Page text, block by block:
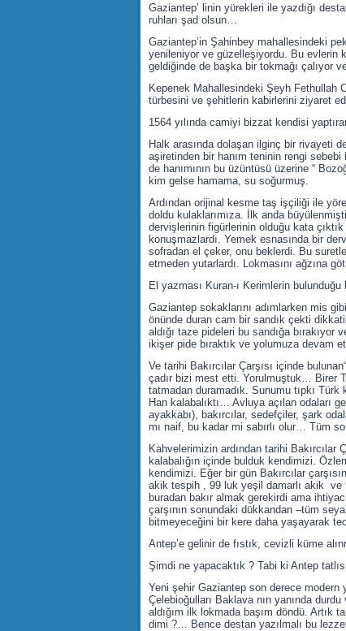
Gaziantep’ linin yürekleri ile yazdığı
ruhları şad olsun…
Gaziantep’in Şahinbey mahallesindeki
yenileniyor ve güzelleşiyordu. Bu evlerin
geldiğinde de başka bir tokmağı çalıyor
Kepenek Mahallesindeki Şeyh Fethullah
türbesini ve şehitlerin kabirlerini ziyaret
1564 yılında camiyi bizzat kendisi
Halk arasında dolaşan ilginç bir rivayeti
aşiretinden bir hanım teninin rengi
de hanımının bu üzüntüsü üzerine “
kim gelse hamama, su soğurmuş.
Ardından orijinal kesme taş işçiliği ile
doldu kulaklarımıza. İlk anda
dervişlerinin figürlerinin olduğu kata
konuşmazlardı. Yemek esnasında bir
sofradan el çeker, onu beklerdi. Bu
etmeden yutarlardı. Lokmasını ağzına
El yazması Kuran-ı Kerimlerin
Gaziantep sokaklarını adımlarken mis
önünde duran cam bir sandık çekti
aldığı taze pideleri bu sandığa
ikişer pide bıraktık ve yolumuza devam
Ve tarihi Bakırcılar Çarşısı içinde
çadır bizi mest etti. Yorulmuştuk… Birer
tatmadan duramadık. Sunumu tıpkı
Han kalabalıktı… Avluya açılan odaları
ayakkabı), bakırcılar, sedefçiler, şark
mı naif, bu kadar mi sabırlı olur… Tüm
Kahvelerimizin ardından tarihi
kalabalığın içinde bulduk kendimizi.
kendimizi. Eğer bir gün Bakırcılar
akik tespih , 99 luk yeşil damarlı akik ve
buradan bakır almak gerekirdi ama
çarşının sonundaki dükkandan –tüm
bitmeyeceğini bir kere daha yaşayarak
Antep’e gelinir de fıstık, cevizli küme
Şimdi ne yapacaktık ? Tabi ki Antep
Yeni şehir Gaziantep son derece modern
Çelebioğulları Baklava nın yanında
aldığım ilk lokmada başım döndü. Artık
dimi ?… Bence destan yazılmalı bu